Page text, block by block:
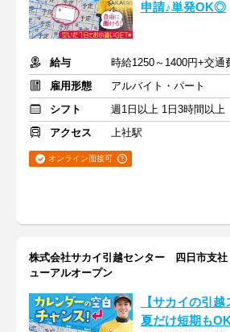
申請♪単発OK◎
給与
時給1250～1400円+交通
雇用形態
アルバイト・パート
シフト
週1日以上 1日3時間以上
アクセス
上社駅
オンライン面接可
株式会社サカイ引越センター 四日市支
ューアルオープン
【サカイの引
夏だけ短期も